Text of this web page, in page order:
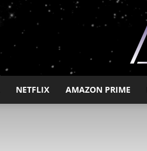
NETFLIX AMAZON PRIME